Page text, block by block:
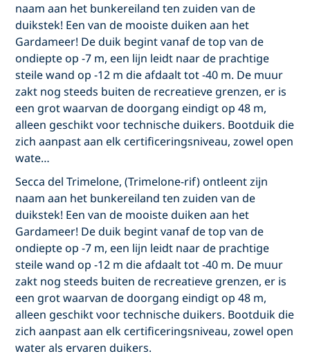
naam aan het bunkereiland ten zuiden van de
duikstek! Een van de mooiste duiken aan het
Gardameer! De duik begint vanaf de top van de
ondiepte op -7 m, een lijn leidt naar de prachtige
steile wand op -12 m die afdaalt tot -40 m. De muur
zakt nog steeds buiten de recreatieve grenzen, er is
een grot waarvan de doorgang eindigt op 48 m,
alleen geschikt voor technische duikers. Bootduik die
zich aanpast aan elk certificeringsniveau, zowel open
wate…
Secca del Trimelone, (Trimelone-rif) ontleent zijn
naam aan het bunkereiland ten zuiden van de
duikstek! Een van de mooiste duiken aan het
Gardameer! De duik begint vanaf de top van de
ondiepte op -7 m, een lijn leidt naar de prachtige
steile wand op -12 m die afdaalt tot -40 m. De muur
zakt nog steeds buiten de recreatieve grenzen, er is
een grot waarvan de doorgang eindigt op 48 m,
alleen geschikt voor technische duikers. Bootduik die
zich aanpast aan elk certificeringsniveau, zowel open
water als ervaren duikers.